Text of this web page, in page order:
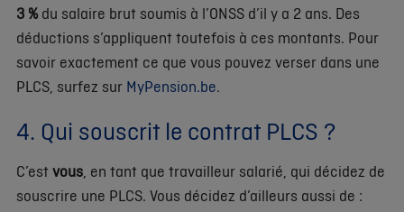
3 % du salaire brut soumis à l’ONSS d’il y a 2 ans. Des
déductions s’appliquent toutefois à ces montants. Pour
savoir exactement ce que vous pouvez verser dans une
PLCS, surfez sur MyPension.be.
4. Qui souscrit le contrat PLCS ?
C’est vous , en tant que travailleur salarié, qui décidez de
souscrire une PLCS. Vous décidez d’ailleurs aussi de :